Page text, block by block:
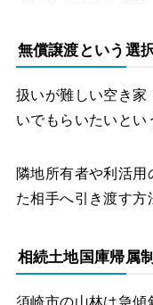
無償譲渡という選
扱いが難しい空き家
いでもらいたいとい
隣地所有者や利活
た相手へ引き渡す方
相続土地国庫帰属